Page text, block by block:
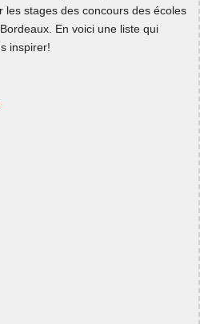
les stages des concours des écoles
En voici une liste qui
inspirer!